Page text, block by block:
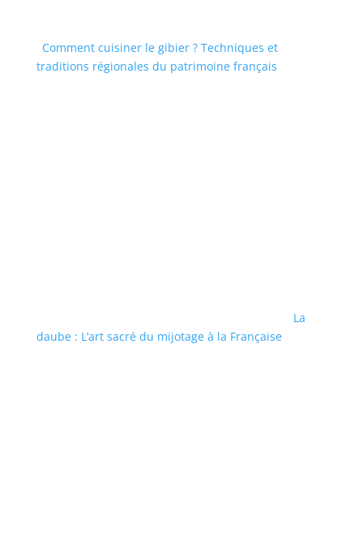
Comment cuisiner le gibier ? Techniques et
traditions régionales du patrimoine français
La
daube : L’art sacré du mijotage à la Française